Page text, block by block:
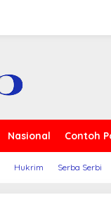
Nasional Contoh
Hukrim Serba Serbi